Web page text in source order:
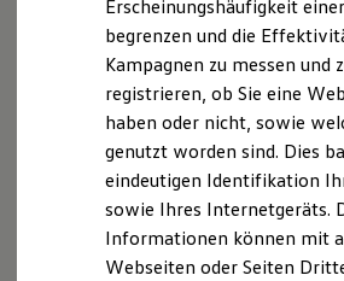
Digitale Extras
Schnittstellen zu Ihrem
Hybridautos
Marke und Erlebnis
Volkswagen R und R
R-Modelle
R Experience
Driving Experience
Volkswagen entdecken
Werkbesichtigung
Lifestyle Shop
T-Roc Kollektion
Vertreten durch die Geschäftsführer:
Heinz-Dieter Tiemeyer, Michael
Torsten Rott, Salvatore Libertini,
Schendzielorz, Diego Délano
Kontakt:
Telefon: 0234 / 92795 - 0
E-Mail:info.bochum@tiemeyer.de
Internet:www.tiemeyer.de
Erscheinungshäufigkeit
begrenzen und die
Kampagnen zu messen und
registrieren, ob Sie eine
haben oder nicht, sowie
genutzt worden sind. Dies
eindeutigen Identifikation
sowie Ihres Internetgeräts.
Informationen können mit
Webseiten oder Seiten